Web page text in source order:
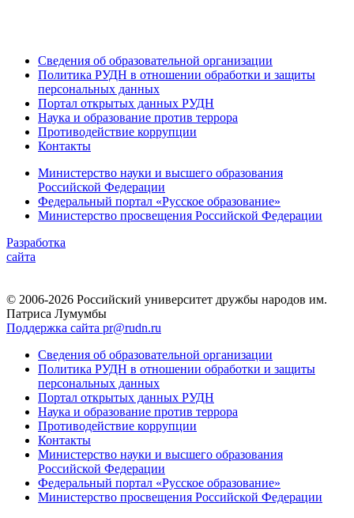
Сведения об образовательной организации
Политика РУДН в отношении обработки и защиты
персональных данных
Портал открытых данных РУДН
Наука и образование против террора
Противодействие коррупции
Контакты
Министерство науки и высшего образования
Российской Федерации
Федеральный портал «Русское образование»
Министерство просвещения Российской Федерации
Разработка
сайта
© 2006-2026 Российский университет дружбы народов им.
Патриса Лумумбы
Поддержка сайта pr@rudn.ru
Сведения об образовательной организации
Политика РУДН в отношении обработки и защиты
персональных данных
Портал открытых данных РУДН
Наука и образование против террора
Противодействие коррупции
Контакты
Министерство науки и высшего образования
Российской Федерации
Федеральный портал «Русское образование»
Министерство просвещения Российской Федерации